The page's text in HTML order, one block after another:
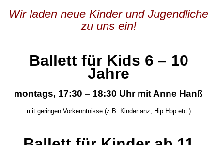
Wir laden neue Kinder und Jugendliche
zu uns ein!
Ballett für Kids 6 – 10
Jahre
montags, 17:30 – 18:30 Uhr mit Anne Hanß
mit geringen Vorkenntnisse (z.B. Kindertanz, Hip Hop etc.)